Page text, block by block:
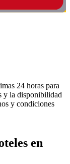
24 horas para
y la disponibilidad
y condiciones
en